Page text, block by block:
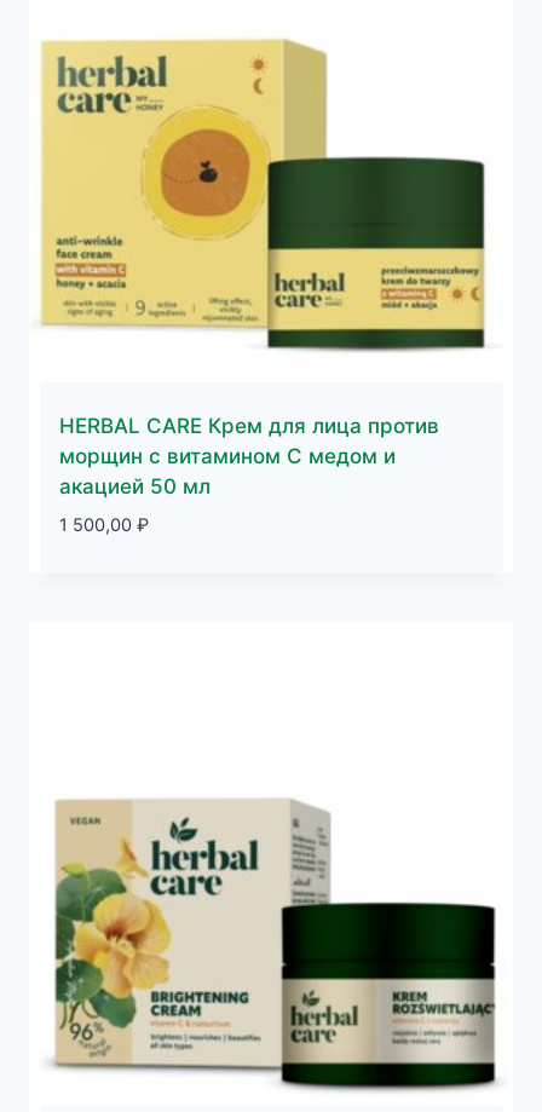
HERBAL CARE Крем для лица против
морщин с витамином С медом и
акацией 50 мл
1 500,00 ₽